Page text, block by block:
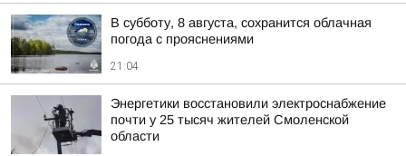
В субботу, 8 августа, сохранится облачная
погода с прояснениями
21:04
Энергетики восстановили электроснабжение
почти у 25 тысяч жителей Смоленской
области